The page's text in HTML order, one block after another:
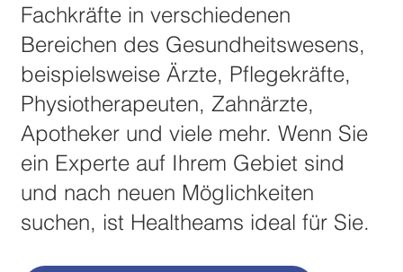
Fachkräfte in verschiedenen
Bereichen des Gesundheitswesens,
beispielsweise Ärzte, Pflegekräfte,
Physiotherapeuten, Zahnärzte,
Apotheker und viele mehr. Wenn Sie
ein Experte auf Ihrem Gebiet sind
und nach neuen Möglichkeiten
suchen, ist Healtheams ideal für Sie.